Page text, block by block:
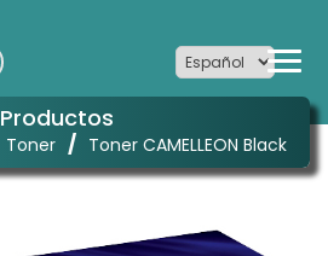
Productos
Toner / Toner CAMELLEON Black